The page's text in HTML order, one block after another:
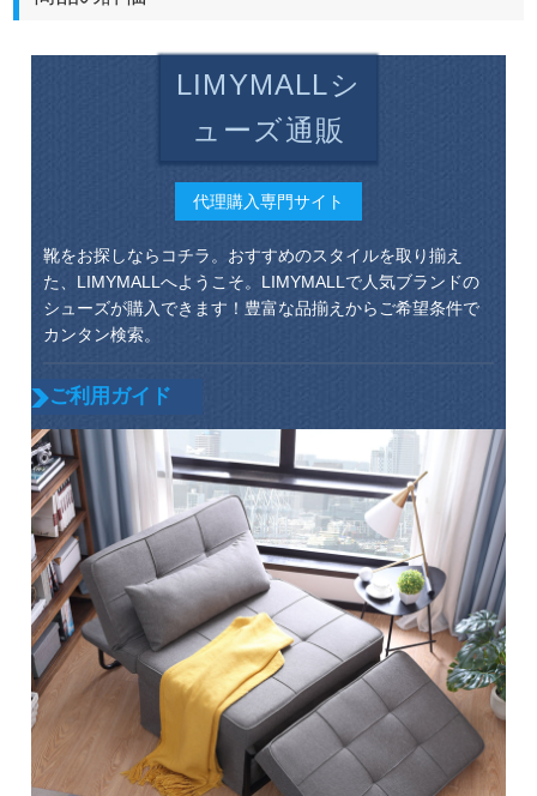
LIMYMALLシ
ューズ通販
代理購入専門サイト
靴をお探しならコチラ。おすすめのスタイルを取り揃え
た、LIMYMALLへようこそ。LIMYMALLで人気ブランドの
シューズが購入できます！豊富な品揃えからご希望条件で
カンタン検索。
ご利用ガイド